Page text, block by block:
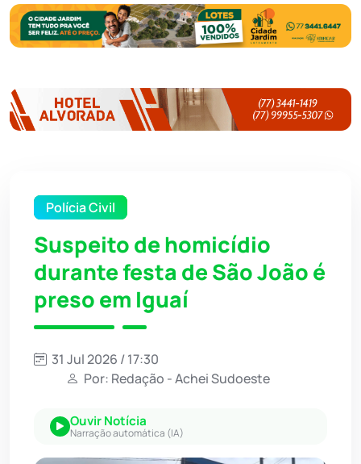
Polícia Civil
Suspeito de homicídio
durante festa de São João é
preso em Iguaí
31 Jul 2026 / 17:30
Por: Redação - Achei Sudoeste
Ouvir Notícia
Narração automática (IA)